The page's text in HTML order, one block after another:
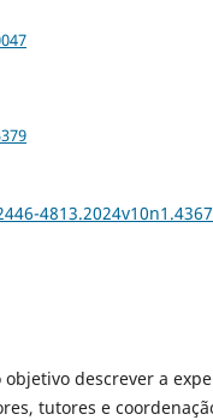
4813.2024v10n1.4367
objetivo descrever a
tutores e